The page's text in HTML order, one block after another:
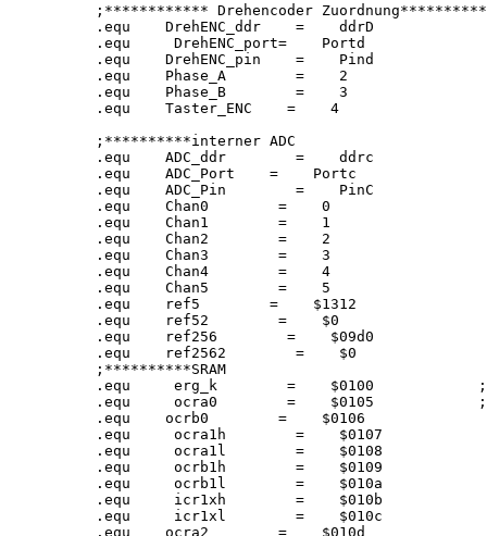
;************ Drehencoder
.equ    DrehENC_ddr    =    ddrD
.equ     DrehENC_port=    Portd
.equ    DrehENC_pin    =    Pind
.equ    Phase_A        =    2
.equ    Phase_B        =    3
.equ    Taster_ENC    =    4
;**********interner ADC
.equ    ADC_ddr        =    ddrc
.equ    ADC_Port    =    Portc
.equ    ADC_Pin        =    PinC
.equ    Chan0        =    0
.equ    Chan1        =    1
.equ    Chan2        =    2
.equ    Chan3        =    3
.equ    Chan4        =    4
.equ    Chan5        =    5
.equ    ref5        =    $1312
.equ    ref52        =    $0
.equ    ref256        =    $09d0
.equ    ref2562        =    $0
;**********SRAM
.equ     erg_k        =    $0100
.equ     ocra0        =    $0105
.equ    ocrb0        =    $0106
.equ     ocra1h        =    $0107
.equ     ocra1l        =    $0108
.equ     ocrb1h        =    $0109
.equ     ocrb1l        =    $010a
.equ     icr1xh        =    $010b
.equ     icr1xl        =    $010c
.equ    ocra2        =    $010d